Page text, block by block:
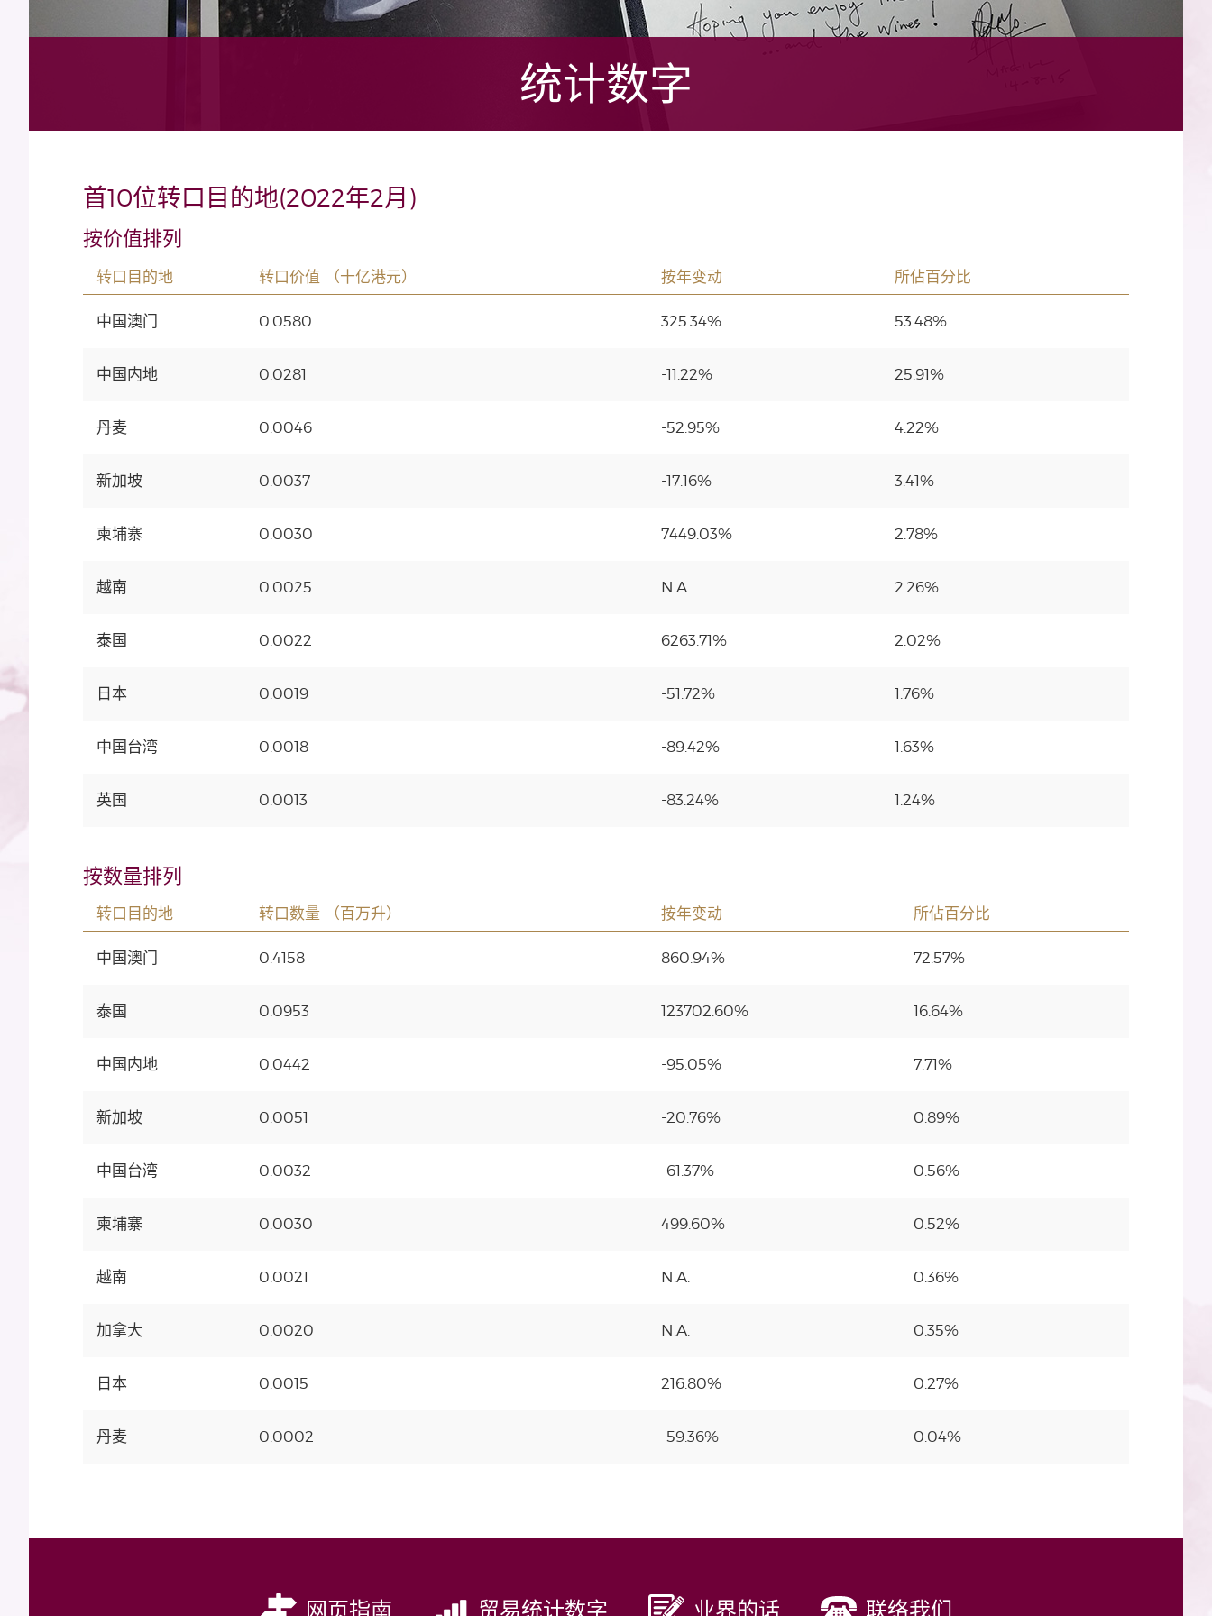
统计数字
首10位转口目的地(2022年2月)
按价值排列
转口目的地 转口价值 （十亿港元） 按年变动 所佔百分比
中国澳门 0.0580 325.34% 53.48%
中国内地 0.0281 -11.22% 25.91%
丹麦 0.0046 -52.95% 4.22%
新加坡 0.0037 -17.16% 3.41%
柬埔寨 0.0030 7449.03% 2.78%
越南 0.0025 N.A. 2.26%
泰国 0.0022 6263.71% 2.02%
日本 0.0019 -51.72% 1.76%
中国台湾 0.0018 -89.42% 1.63%
英国 0.0013 -83.24% 1.24%
按数量排列
转口目的地 转口数量 （百万升） 按年变动 所佔百分比
中国澳门 0.4158 860.94% 72.57%
泰国 0.0953 123702.60% 16.64%
中国内地 0.0442 -95.05% 7.71%
新加坡 0.0051 -20.76% 0.89%
中国台湾 0.0032 -61.37% 0.56%
柬埔寨 0.0030 499.60% 0.52%
越南 0.0021 N.A. 0.36%
加拿大 0.0020 N.A. 0.35%
日本 0.0015 216.80% 0.27%
丹麦 0.0002 -59.36% 0.04%
网页指南 贸易统计数字 业界的话 联络我们